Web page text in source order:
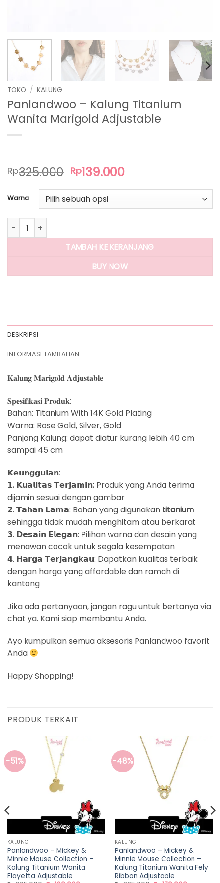
TOKO / KALUNG
Panlandwoo – Kalung Titanium
Wanita Marigold Adjustable
Rp325.000 Harga
adalah:
Rp325.000.
Rp139.000Harga
adalah:
Warna
Kuantitas Panlandwoo - Kalung Titanium Wanita Marigold
TAMBAH KE KERANJANG
BUY NOW
DESKRIPSI
INFORMASI TAMBAHAN
𝐊𝐚𝐥𝐮𝐧𝐠 𝐌𝐚𝐫𝐢𝐠𝐨𝐥𝐝 𝐀𝐝𝐣𝐮𝐬𝐭𝐚𝐛𝐥𝐞
𝐒𝐩𝐞𝐬𝐢𝐟𝐢𝐤𝐚𝐬𝐢 𝐏𝐫𝐨𝐝𝐮𝐤:
Bahan: Titanium With 14K Gold Plating
Warna: Rose Gold, Silver, Gold
Panjang Kalung: dapat diatur kurang lebih 40 cm
sampai 45 cm
𝗞𝗲𝘂𝗻𝗴𝗴𝘂𝗹𝗮𝗻:
𝟭. 𝗞𝘂𝗮𝗹𝗶𝘁𝗮𝘀 𝗧𝗲𝗿𝗷𝗮𝗺𝗶𝗻: Produk yang Anda terima
dijamin sesuai dengan gambar
𝟮. 𝗧𝗮𝗵𝗮𝗻 𝗟𝗮𝗺𝗮: Bahan yang digunakan titanium
sehingga tidak mudah menghitam atau berkarat
𝟯. 𝗗𝗲𝘀𝗮𝗶𝗻 𝗘𝗹𝗲𝗴𝗮𝗻: Pilihan warna dan desain yang
menawan cocok untuk segala kesempatan
𝟰. 𝗛𝗮𝗿𝗴𝗮 𝗧𝗲𝗿𝗷𝗮𝗻𝗴𝗸𝗮𝘂: Dapatkan kualitas terbaik
dengan harga yang affordable dan ramah di
kantong
Jika ada pertanyaan, jangan ragu untuk bertanya via
chat ya. Kami siap membantu Anda.
Ayo kumpulkan semua aksesoris Panlandwoo favorit
Anda
Happy Shopping!
PRODUK TERKAIT
-51%
KALUNG
Panlandwoo – Mickey &
Minnie Mouse Collection –
Kalung Titanium Wanita
Flayetta Adjustable
-48%
KALUNG
Panlandwoo – Mickey &
Minnie Mouse Collection –
Kalung Titanium Wanita Fely
Ribbon Adjustable